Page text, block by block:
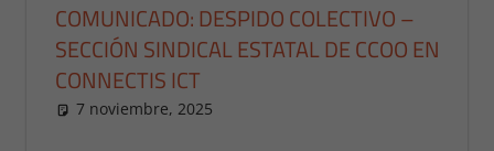
COMUNICADO: DESPIDO COLECTIVO –
SECCIÓN SINDICAL ESTATAL DE CCOO EN
CONNECTIS ICT
7 noviembre, 2025